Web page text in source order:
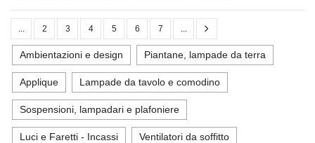
2 3 4 5 6 7
Ambientazioni e design Piantane, lampade da terra
Applique Lampade da tavolo e comodino
Sospensioni, lampadari e plafoniere
Luci e Faretti - Incassi Ventilatori da soffitto